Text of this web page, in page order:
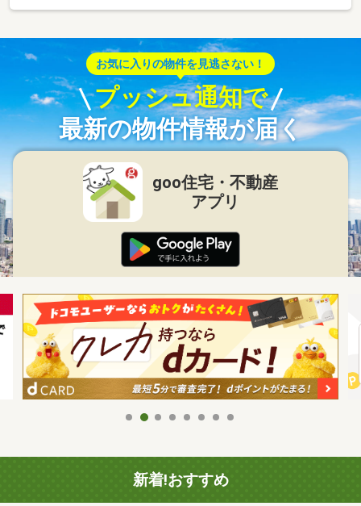
お気に入りの物件を見逃さない！
プッシュ通知で
最新の物件情報が届く
goo住宅・不動産
アプリ
新着!おすすめ